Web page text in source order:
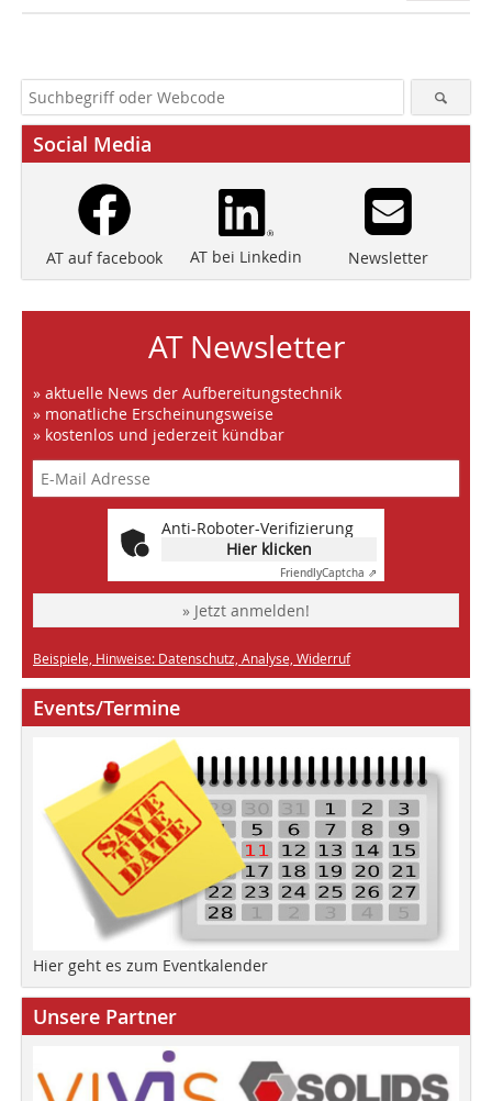
Social Media
AT auf facebook AT bei Linkedin Newsletter
AT Newsletter
» aktuelle News der Aufbereitungstechnik
» monatliche Erscheinungsweise
» kostenlos und jederzeit kündbar
Anti-Roboter-Verifizierung
Hier klicken
FriendlyCaptcha ⇗
» Jetzt anmelden!
Beispiele, Hinweise: Datenschutz, Analyse, Widerruf
Events/Termine
Hier geht es zum Eventkalender
Unsere Partner